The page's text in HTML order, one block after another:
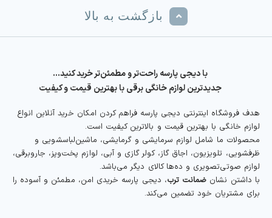
بازگشت به بالا
با دیجی پارسه راحت‌تر و مطمئن‌تر خرید کنید…
جدیدترین لوازم خانگی برقی با بهترین قیمت و کیفیت
هدف فروشگاه اینترنتی دیجی پارسه فراهم کردن امکان خرید آنلاین انواع
لوازم خانگی با بهترین قیمت و بالاترین کیفیت است.
محصولات ما شامل لوازم سرمایشی و گرمایشی، ماشین‌لباسشویی و
ظرفشویی، تلویزیون، اجاق گاز، کولر گازی و آبی، لوازم پخت‌وپز، جاروبرقی،
لوازم صوتی‌تصویری و ده‌ها کالای دیگر می‌باشد.
با داشتن نشان ضمانت ترب، دیجی پارسه خریدی امن، مطمئن و آسوده را
برای مشتریان خود تضمین می‌کند.